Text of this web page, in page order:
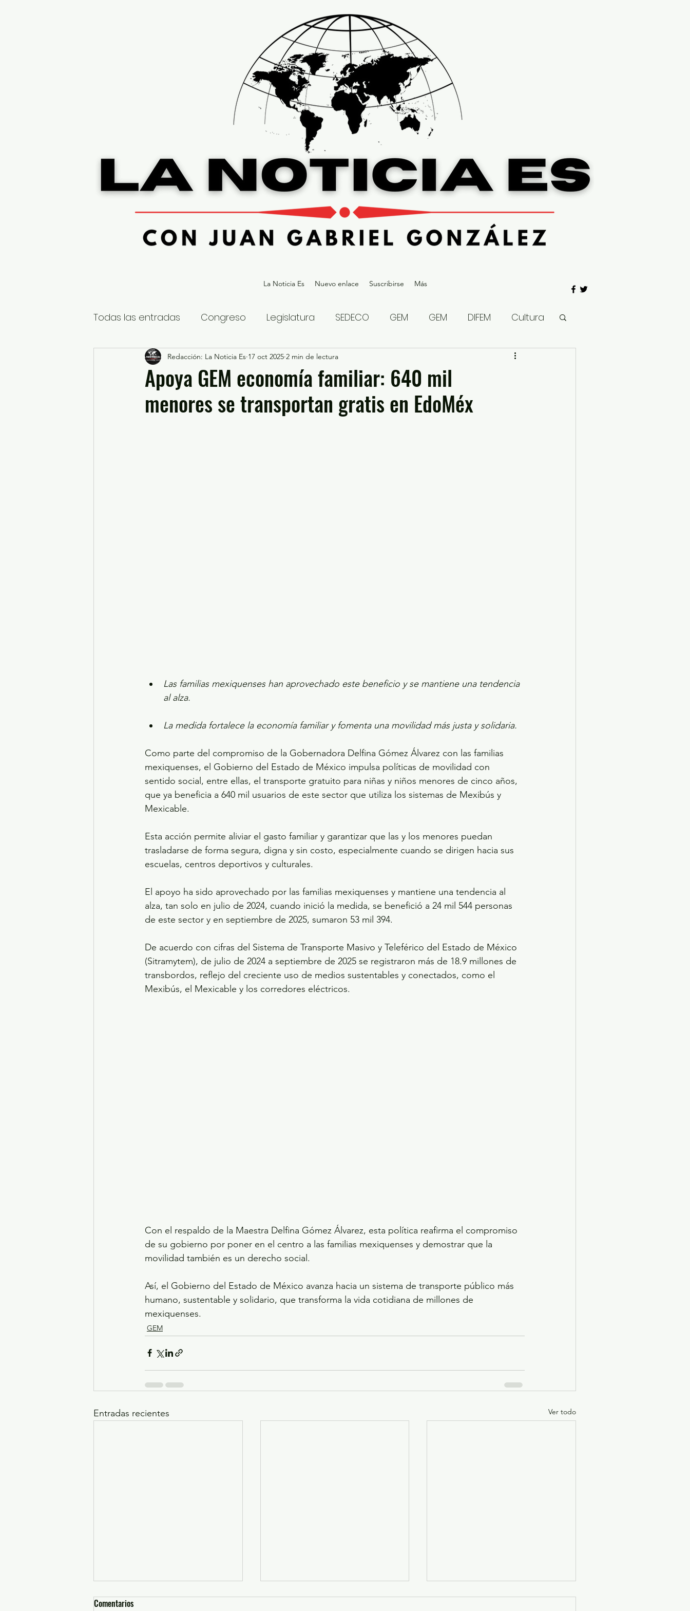
La Noticia Es Nuevo enlace Suscribirse Más
Todas las entradas Congreso Legislatura SEDECO GEM GEM DIFEM Cultura
Nacional Estatal Gubernatura Edoméx 2023
Educación y Cultura Seguridad y Justicia Denuncia Ciudadana
Apoya GEM economía familiar: 640 mil
menores se transportan gratis en EdoMéx
Redacción: La Noticia Es 17 oct 2025 2 min de lectura
Las familias mexiquenses han aprovechado este beneficio y se mantiene una tendencia
al alza.
La medida fortalece la economía familiar y fomenta una movilidad más justa y solidaria.
Como parte del compromiso de la Gobernadora Delfina Gómez Álvarez con las familias
mexiquenses, el Gobierno del Estado de México impulsa políticas de movilidad con
sentido social, entre ellas, el transporte gratuito para niñas y niños menores de cinco años,
que ya beneficia a 640 mil usuarios de este sector que utiliza los sistemas de Mexibús y
Mexicable.
Esta acción permite aliviar el gasto familiar y garantizar que las y los menores puedan
trasladarse de forma segura, digna y sin costo, especialmente cuando se dirigen hacia sus
escuelas, centros deportivos y culturales.
El apoyo ha sido aprovechado por las familias mexiquenses y mantiene una tendencia al
alza, tan solo en julio de 2024, cuando inició la medida, se benefició a 24 mil 544 personas
de este sector y en septiembre de 2025, sumaron 53 mil 394.
De acuerdo con cifras del Sistema de Transporte Masivo y Teleférico del Estado de México
(Sitramytem), de julio de 2024 a septiembre de 2025 se registraron más de 18.9 millones de
transbordos, reflejo del creciente uso de medios sustentables y conectados, como el
Mexibús, el Mexicable y los corredores eléctricos.
Con el respaldo de la Maestra Delfina Gómez Álvarez, esta política reafirma el compromiso
de su gobierno por poner en el centro a las familias mexiquenses y demostrar que la
movilidad también es un derecho social.
Así, el Gobierno del Estado de México avanza hacia un sistema de transporte público más
humano, sustentable y solidario, que transforma la vida cotidiana de millones de
mexiquenses.
GEM
Entradas recientes Ver todo
Comentarios